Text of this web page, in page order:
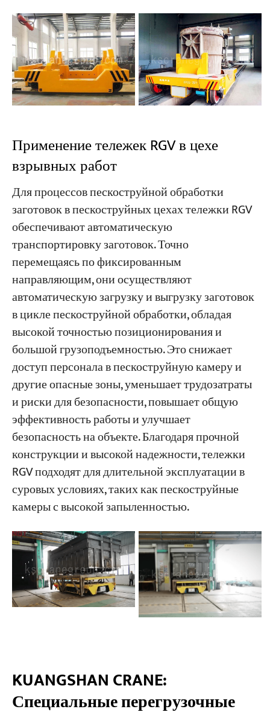
Применение тележек RGV в цехе
взрывных работ
Для процессов пескоструйной обработки
заготовок в пескоструйных цехах тележки RGV
обеспечивают автоматическую
транспортировку заготовок. Точно
перемещаясь по фиксированным
направляющим, они осуществляют
автоматическую загрузку и выгрузку заготовок
в цикле пескоструйной обработки, обладая
высокой точностью позиционирования и
большой грузоподъемностью. Это снижает
доступ персонала в пескоструйную камеру и
другие опасные зоны, уменьшает трудозатраты
и риски для безопасности, повышает общую
эффективность работы и улучшает
безопасность на объекте. Благодаря прочной
конструкции и высокой надежности, тележки
RGV подходят для длительной эксплуатации в
суровых условиях, таких как пескоструйные
камеры с высокой запыленностью.
KUANGSHAN CRANE:
Специальные перегрузочные